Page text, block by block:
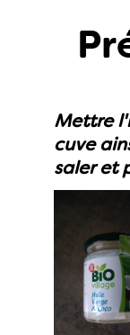
Mettre
cuve
saler et